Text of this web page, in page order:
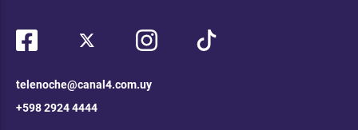
telenoche@canal4.com.uy
+598 2924 4444